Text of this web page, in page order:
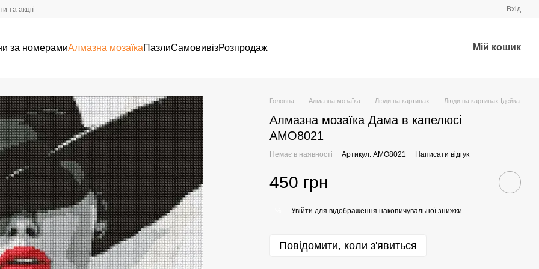
та акції Вхід
за номерамиАлмазна мозаїкаПазлиСамовивізРозпродаж Мій кошик
Головна Алмазна мозаїка Люди на картинах Люди на картинах Ідейка
Алмазна мозаїка Дама в капелюсі
AMO8021
Немає в наявності Артикул: AMO8021 Написати відгук
450 грн
Увійти для відображення накопичувальної знижки
Повідомити, коли з'явиться